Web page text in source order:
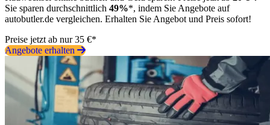
Sie sparen durchschnittlich 49%*, indem Sie Angebote auf
autobutler.de vergleichen. Erhalten Sie Angebot und Preis sofort!
Preise jetzt ab nur 35 €*
Angebote erhalten